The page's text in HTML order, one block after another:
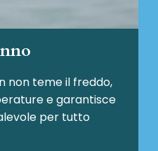
non teme il freddo,
e garantisce
per tutto